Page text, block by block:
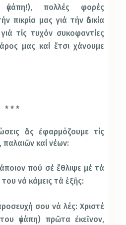
πολλές φορές
πικρία μας γιά τήν ἀδικία
τίς τυχόν συκοφαντίες
μας καί ἔτσι χάνουμε
* * *
ἄς ἐφαρμόζουμε τίς
καί νέων:
πού σέ ἔθλιψε μέ τά
νά κάμεις τά ἑξῆς:
σου νά λές: Χριστέ
ἀγάπη) πρῶτα ἐκεῖνον,